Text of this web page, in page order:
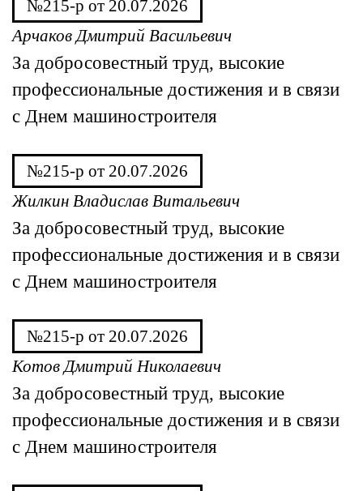
№215-р от 20.07.2026
Арчаков Дмитрий Васильевич
За добросовестный труд, высокие
профессиональные достижения и в связи
с Днем машиностроителя
№215-р от 20.07.2026
Жилкин Владислав Витальевич
За добросовестный труд, высокие
профессиональные достижения и в связи
с Днем машиностроителя
№215-р от 20.07.2026
Котов Дмитрий Николаевич
За добросовестный труд, высокие
профессиональные достижения и в связи
с Днем машиностроителя